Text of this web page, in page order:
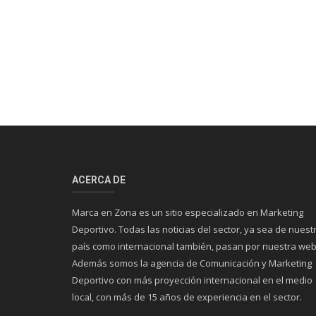
ACERCA DE
Marca en Zona es un sitio especializado en Marketing
Deportivo. Todas las noticias del sector, ya sea de
país como internacional también, pasan por nuestra
Además somos la agencia de Comunicación y Marketing
Deportivo con más proyección internacional en el medio
local, con más de 15 años de experiencia en el sector.